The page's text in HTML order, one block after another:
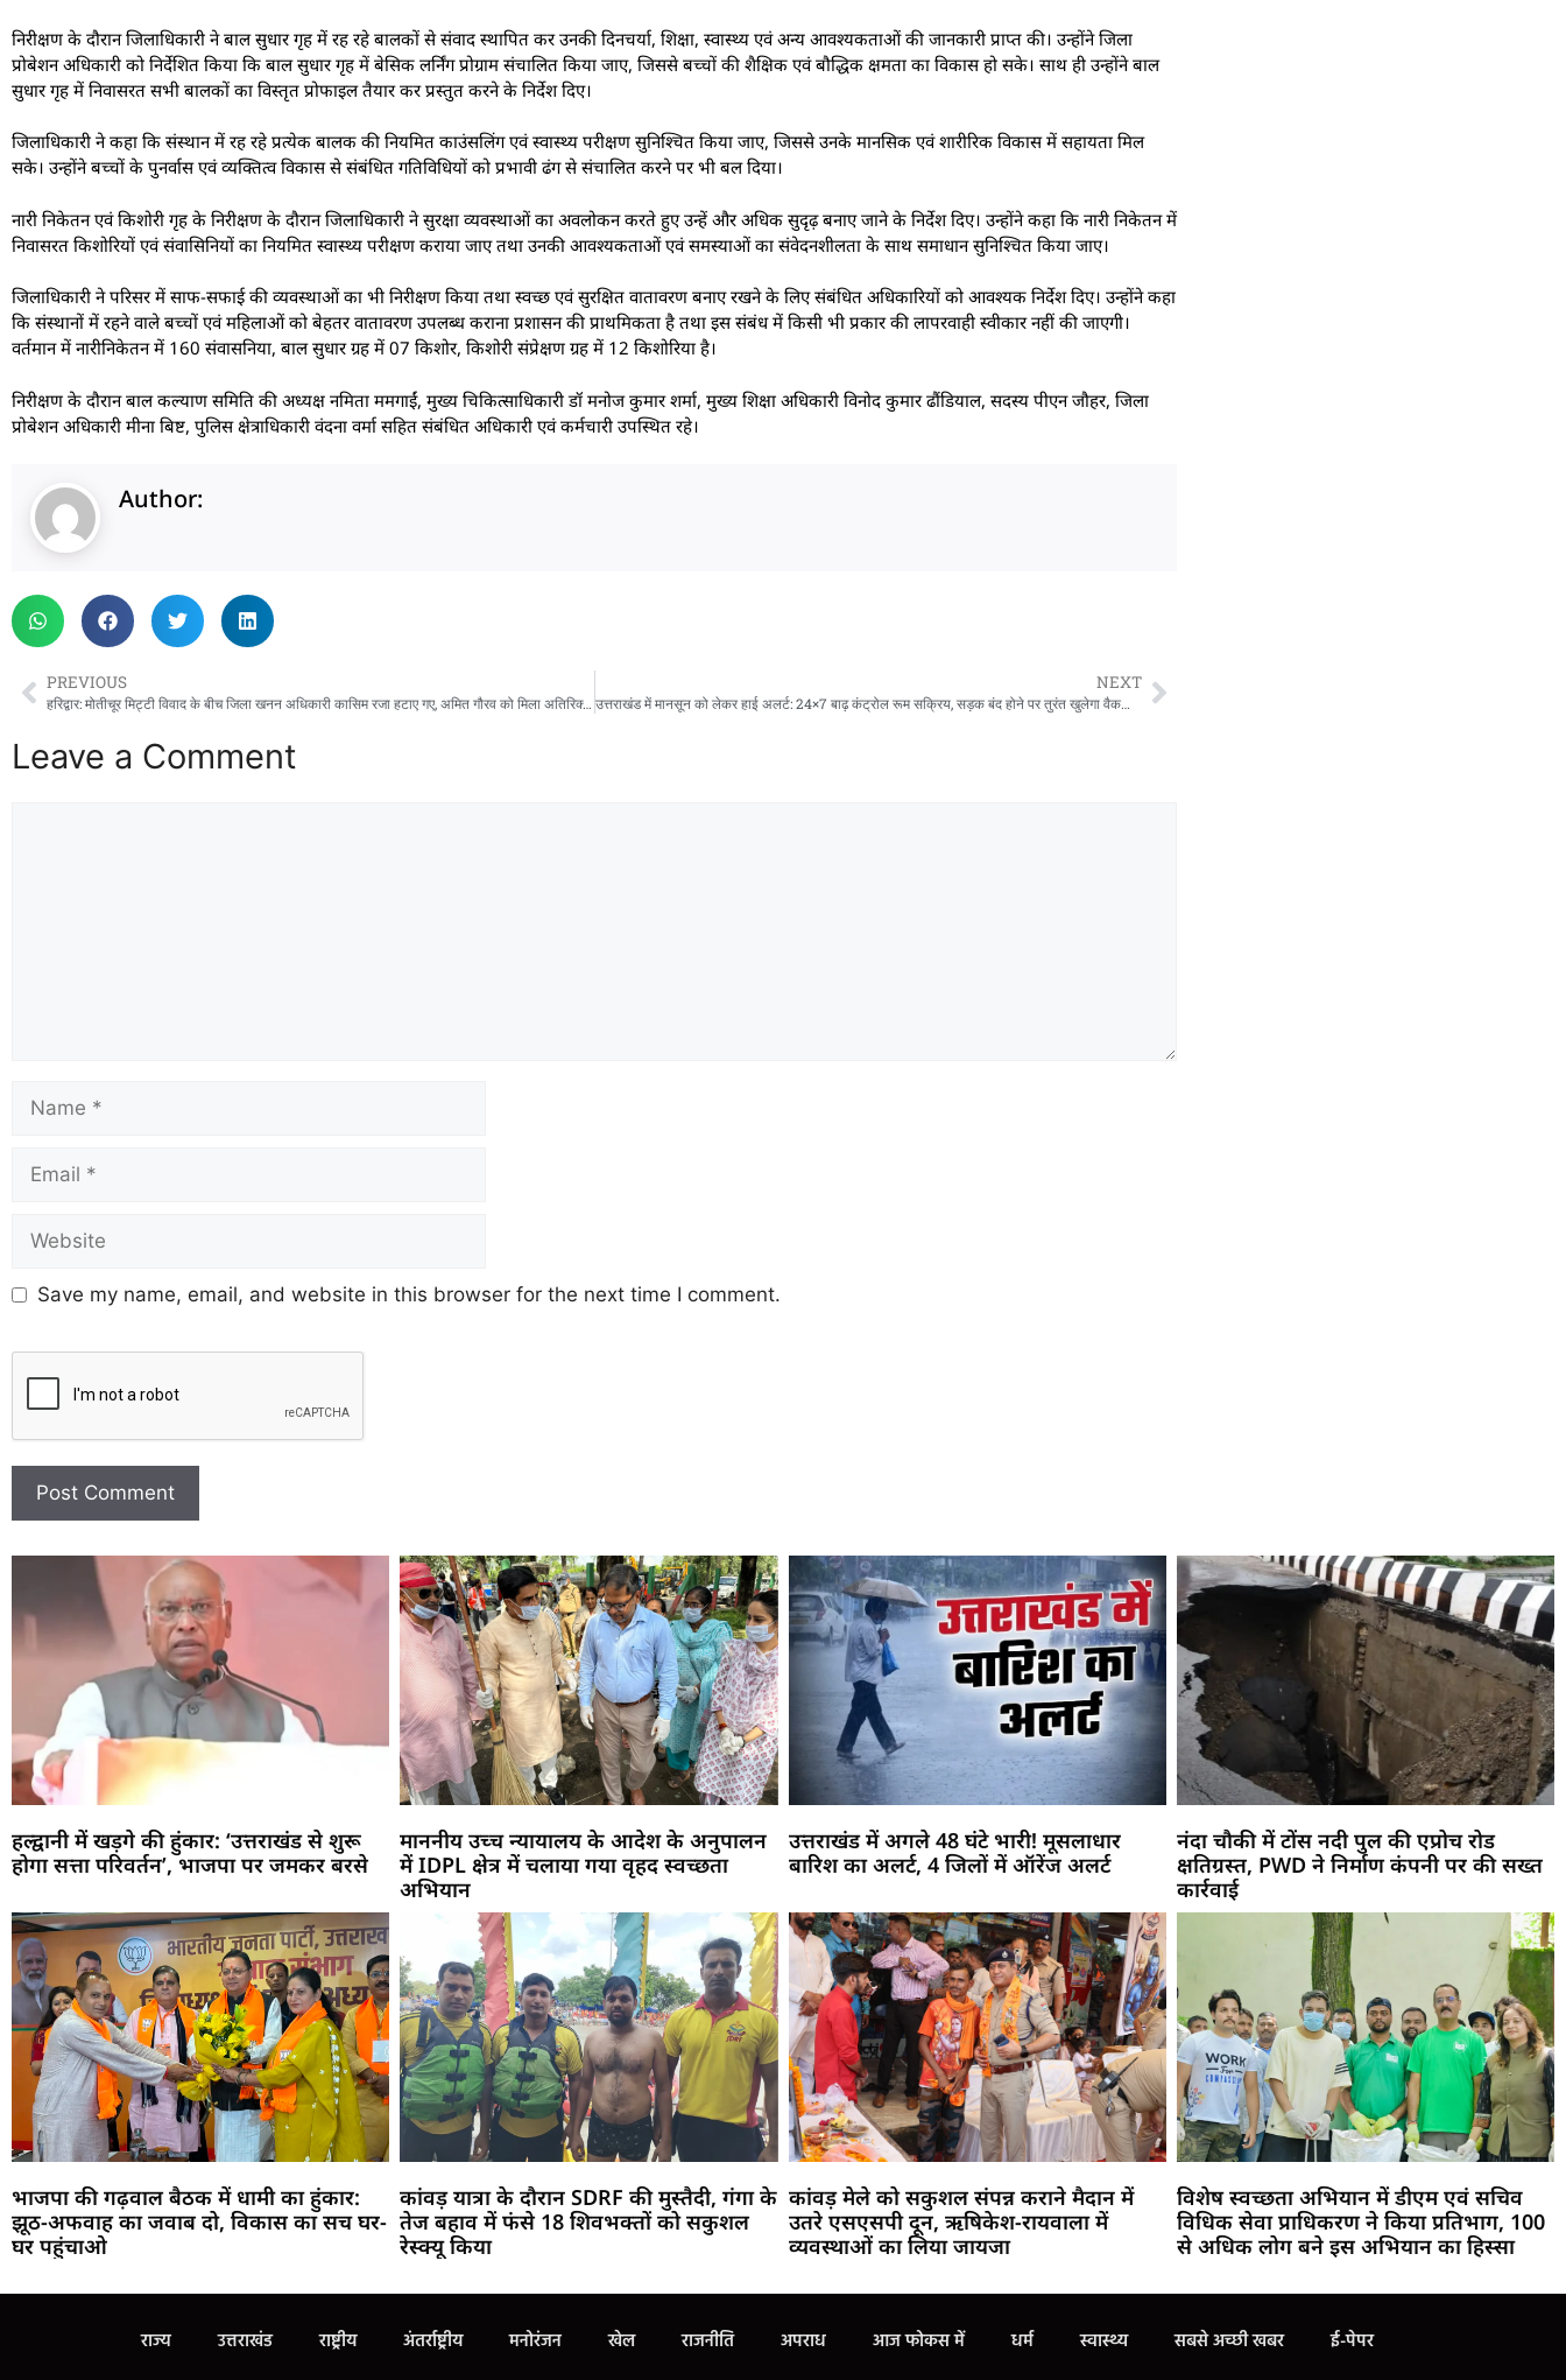
निरीक्षण के दौरान जिलाधिकारी ने बाल सुधार गृह में रह रहे बालकों से संवाद स्थापित कर उनकी दिनचर्या, शिक्षा, स्वास्थ्य एवं अन्य आवश्यकताओं की जानकारी प्राप्त की। उन्होंने जिला
प्रोबेशन अधिकारी को निर्देशित किया कि बाल सुधार गृह में बेसिक लर्निंग प्रोग्राम संचालित किया जाए, जिससे बच्चों की शैक्षिक एवं बौद्धिक क्षमता का विकास हो सके। साथ ही उन्होंने बाल
सुधार गृह में निवासरत सभी बालकों का विस्तृत प्रोफाइल तैयार कर प्रस्तुत करने के निर्देश दिए।
जिलाधिकारी ने कहा कि संस्थान में रह रहे प्रत्येक बालक की नियमित काउंसलिंग एवं स्वास्थ्य परीक्षण सुनिश्चित किया जाए, जिससे उनके मानसिक एवं शारीरिक विकास में सहायता मिल
सके। उन्होंने बच्चों के पुनर्वास एवं व्यक्तित्व विकास से संबंधित गतिविधियों को प्रभावी ढंग से संचालित करने पर भी बल दिया।
नारी निकेतन एवं किशोरी गृह के निरीक्षण के दौरान जिलाधिकारी ने सुरक्षा व्यवस्थाओं का अवलोकन करते हुए उन्हें और अधिक सुदृढ़ बनाए जाने के निर्देश दिए। उन्होंने कहा कि नारी निकेतन में
निवासरत किशोरियों एवं संवासिनियों का नियमित स्वास्थ्य परीक्षण कराया जाए तथा उनकी आवश्यकताओं एवं समस्याओं का संवेदनशीलता के साथ समाधान सुनिश्चित किया जाए।
जिलाधिकारी ने परिसर में साफ-सफाई की व्यवस्थाओं का भी निरीक्षण किया तथा स्वच्छ एवं सुरक्षित वातावरण बनाए रखने के लिए संबंधित अधिकारियों को आवश्यक निर्देश दिए। उन्होंने कहा
कि संस्थानों में रहने वाले बच्चों एवं महिलाओं को बेहतर वातावरण उपलब्ध कराना प्रशासन की प्राथमिकता है तथा इस संबंध में किसी भी प्रकार की लापरवाही स्वीकार नहीं की जाएगी।
वर्तमान में नारीनिकेतन में 160 संवासनिया, बाल सुधार ग्रह में 07 किशोर, किशोरी संप्रेक्षण ग्रह में 12 किशोरिया है।
निरीक्षण के दौरान बाल कल्याण समिति की अध्यक्ष नमिता ममगाईं, मुख्य चिकित्साधिकारी डॉ मनोज कुमार शर्मा, मुख्य शिक्षा अधिकारी विनोद कुमार ढौंडियाल, सदस्य पीएन जौहर, जिला
प्रोबेशन अधिकारी मीना बिष्ट, पुलिस क्षेत्राधिकारी वंदना वर्मा सहित संबंधित अधिकारी एवं कर्मचारी उपस्थित रहे।
Author:
PREVIOUS
हरिद्वार: मोतीचूर मिट्टी विवाद के बीच जिला खनन अधिकारी कासिम रजा हटाए गए, अमित गौरव को मिला अतिरिक्त प्रभार
NEXT
उत्तराखंड में मानसून को लेकर हाई अलर्ट: 24×7 बाढ़ कंट्रोल रूम सक्रिय, सड़क बंद होने पर तुरंत खुलेगा वैकल्पिक मार्ग – सतपाल महाराज
Leave a Comment
Save my name, email, and website in this browser for the next time I comment.
हल्द्वानी में खड़गे की हुंकार: ‘उत्तराखंड से शुरू
होगा सत्ता परिवर्तन’, भाजपा पर जमकर बरसे
माननीय उच्च न्यायालय के आदेश के अनुपालन
में IDPL क्षेत्र में चलाया गया वृहद स्वच्छता
अभियान
उत्तराखंड में अगले 48 घंटे भारी! मूसलाधार
बारिश का अलर्ट, 4 जिलों में ऑरेंज अलर्ट
नंदा चौकी में टोंस नदी पुल की एप्रोच रोड
क्षतिग्रस्त, PWD ने निर्माण कंपनी पर की सख्त
कार्रवाई
भाजपा की गढ़वाल बैठक में धामी का हुंकार:
झूठ-अफवाह का जवाब दो, विकास का सच घर-
घर पहुंचाओ
कांवड़ यात्रा के दौरान SDRF की मुस्तैदी, गंगा के
तेज बहाव में फंसे 18 शिवभक्तों को सकुशल
रेस्क्यू किया
कांवड़ मेले को सकुशल संपन्न कराने मैदान में
उतरे एसएसपी दून, ऋषिकेश-रायवाला में
व्यवस्थाओं का लिया जायजा
विशेष स्वच्छता अभियान में डीएम एवं सचिव
विधिक सेवा प्राधिकरण ने किया प्रतिभाग, 100
से अधिक लोग बने इस अभियान का हिस्सा
राज्य उत्तराखंड राष्ट्रीय अंतर्राष्ट्रीय मनोरंजन खेल राजनीति अपराध आज फोकस में धर्म स्वास्थ्य सबसे अच्छी खबर ई-पेपर